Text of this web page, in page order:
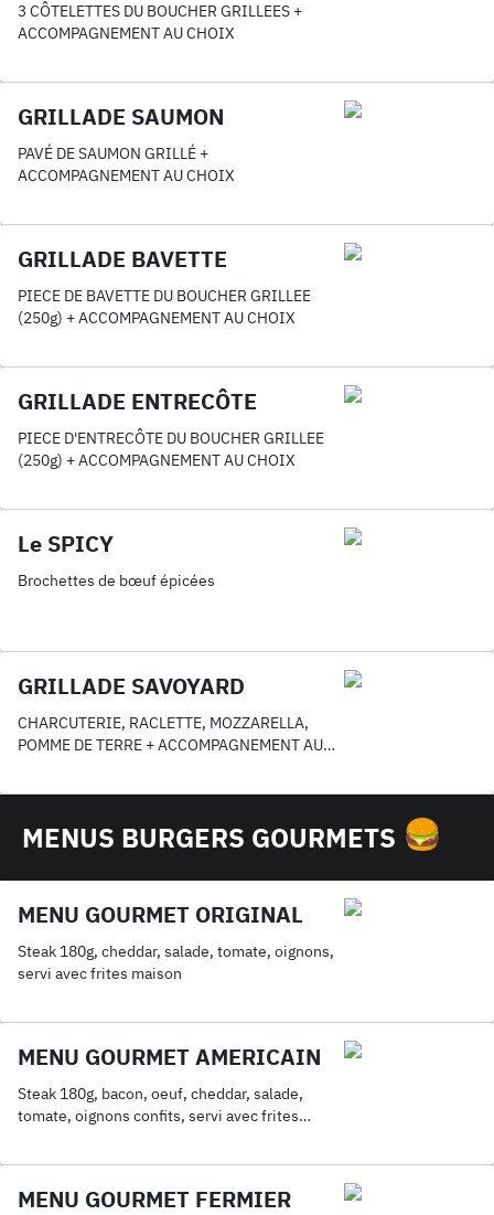
3 CÔTELETTES DU BOUCHER GRILLEES +
ACCOMPAGNEMENT AU CHOIX
GRILLADE SAUMON
PAVÉ DE SAUMON GRILLÉ +
ACCOMPAGNEMENT AU CHOIX
GRILLADE BAVETTE
PIECE DE BAVETTE DU BOUCHER GRILLEE
(250g) + ACCOMPAGNEMENT AU CHOIX
GRILLADE ENTRECÔTE
PIECE D'ENTRECÔTE DU BOUCHER GRILLEE
(250g) + ACCOMPAGNEMENT AU CHOIX
Le SPICY
Brochettes de bœuf épicées
GRILLADE SAVOYARD
CHARCUTERIE, RACLETTE, MOZZARELLA,
POMME DE TERRE + ACCOMPAGNEMENT AU
MENUS BURGERS GOURMETS
MENU GOURMET ORIGINAL
Steak 180g, cheddar, salade, tomate, oignons,
servi avec frites maison
MENU GOURMET AMERICAIN
Steak 180g, bacon, oeuf, cheddar, salade,
tomate, oignons confits, servi avec frites
MENU GOURMET FERMIER